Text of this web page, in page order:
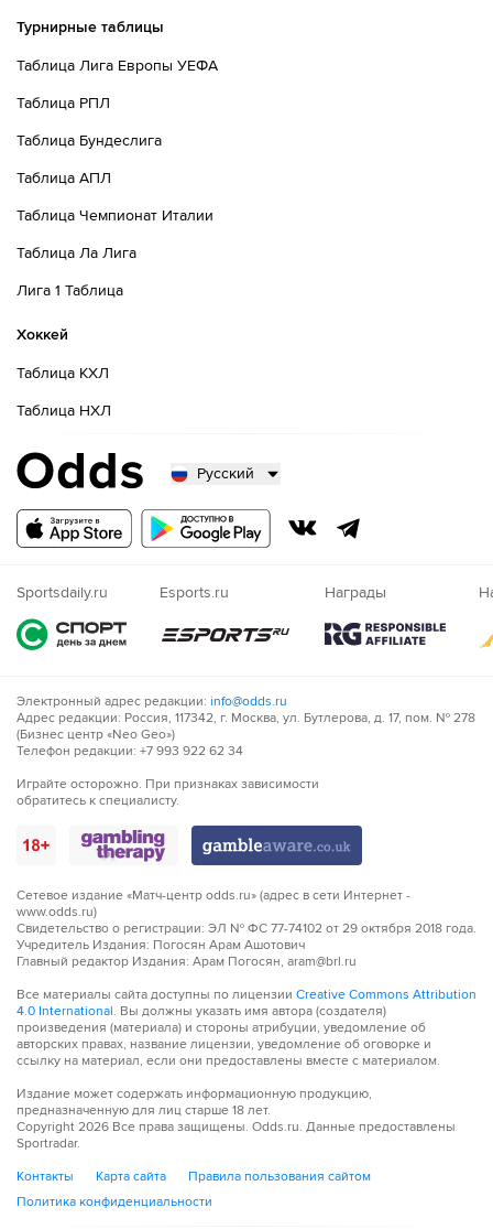
Турнирные таблицы
Таблица Лига Европы УЕФА
Таблица РПЛ
Таблица Бундеслига
Таблица АПЛ
Таблица Чемпионат Италии
Таблица Ла Лига
Лига 1 Таблица
Хоккей
Таблица КХЛ
Таблица НХЛ
Русский
Русский
Nigeria
Sportsdaily.ru Esports.ru Награды
Электронный адрес редакции: info@odds.ru
Адрес редакции: Россия, 117342, г. Москва, ул. Бутлерова, д. 17, пом. № 278
(Бизнес центр «Neo Geo»)
Телефон редакции: +7 993 922 62 34
Играйте осторожно. При признаках зависимости
обратитесь к специалисту.
Сетевое издание «Матч-центр odds.ru» (адрес в сети Интернет -
www.odds.ru)
Свидетельство о регистрации: ЭЛ № ФС 77-74102 от 29 октября 2018 года.
Учредитель Издания: Погосян Арам Ашотович
Главный редактор Издания: Арам Погосян, aram@brl.ru
Все материалы сайта доступны по лицензии Creative Commons Attribution
4.0 International. Вы должны указать имя автора (создателя)
произведения (материала) и стороны атрибуции, уведомление об
авторских правах, название лицензии, уведомление об оговорке и
ссылку на материал, если они предоставлены вместе с материалом.
Издание может содержать информационную продукцию,
предназначенную для лиц старше 18 лет.
Copyright 2026 Все права защищены. Odds.ru. Данные предоставлены
Sportradar.
Контакты
Карта сайта
Правила пользования сайтом
Политика конфиденциальности